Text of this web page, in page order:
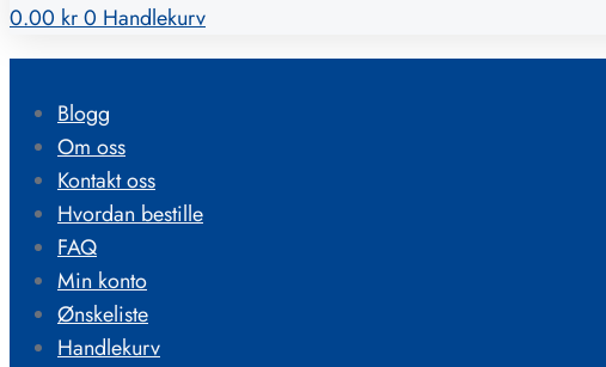
0.00kr0Handlekurv
Blogg
Om oss
Kontakt oss
Hvordan bestille
FAQ
Min konto
Ønskeliste
Handlekurv